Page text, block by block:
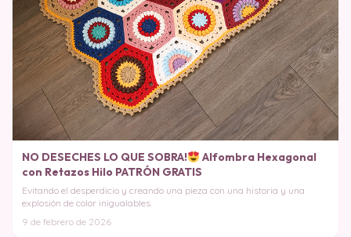
NO DESECHES LO QUE SOBRA!
Alfombra Hexagonal
con Retazos Hilo PATRÓN GRATIS
Evitando el desperdicio y creando una pieza con una historia y una
explosión de color inigualables.
9 de febrero de 2026